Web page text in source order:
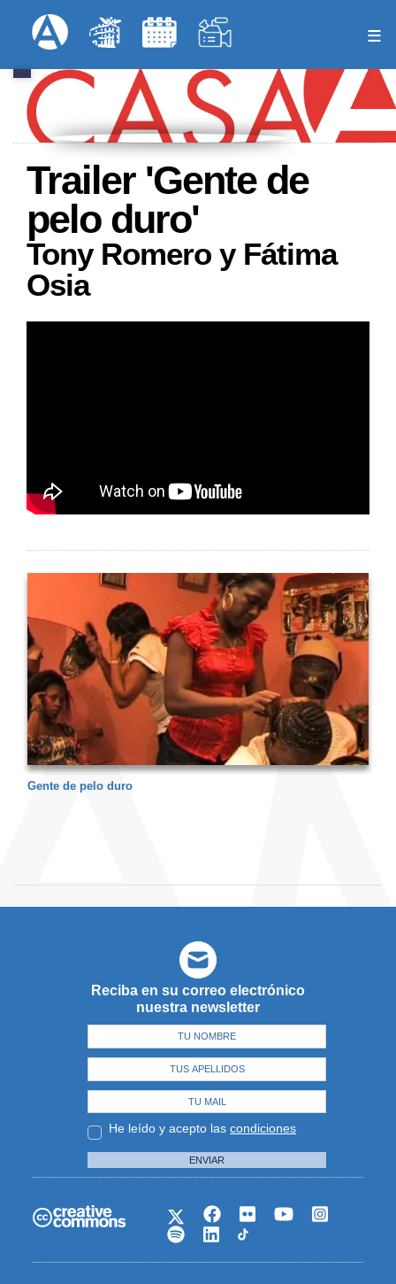
al
principal
Menú Superior
Trailer 'Gente de
pelo duro'
Tony Romero y Fátima
Osia
Gente de pelo duro
Reciba en su correo electrónico
nuestra newsletter
He leído y acepto las condiciones
ENVIAR